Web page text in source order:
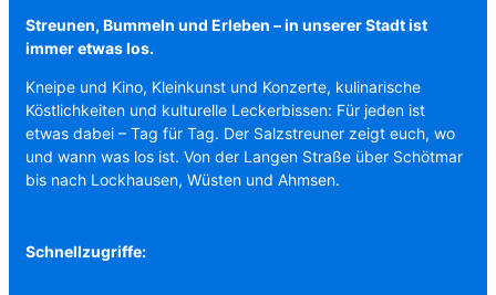
Streunen, Bummeln und Erleben – in unserer Stadt ist
immer etwas los.
Kneipe und Kino, Kleinkunst und Konzerte, kulinarische
Köstlichkeiten und kulturelle Leckerbissen: Für jeden ist
etwas dabei – Tag für Tag. Der Salzstreuner zeigt euch, wo
und wann was los ist. Von der Langen Straße über Schötmar
bis nach Lockhausen, Wüsten und Ahmsen.
Schnellzugriffe: